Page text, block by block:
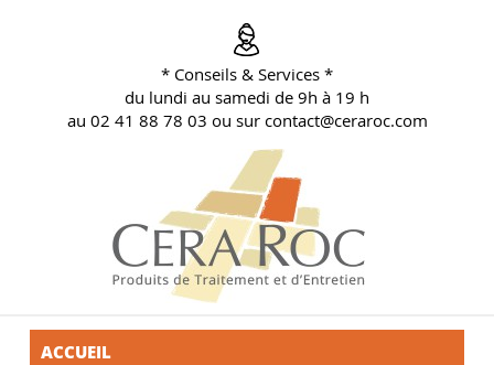
* Conseils & Services *
du lundi au samedi de 9h à 19 h
au 02 41 88 78 03 ou sur contact@ceraroc.com
BLOG CONSEILS CERA ROC
ACCUEIL